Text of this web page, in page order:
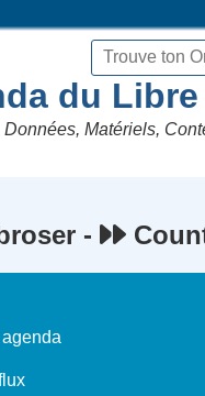
du Libre
Matériels,
-